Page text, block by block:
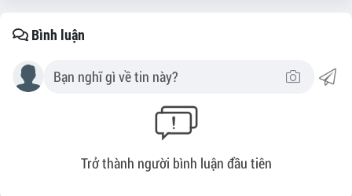
Bình luận
Trở thành người bình luận đầu tiên